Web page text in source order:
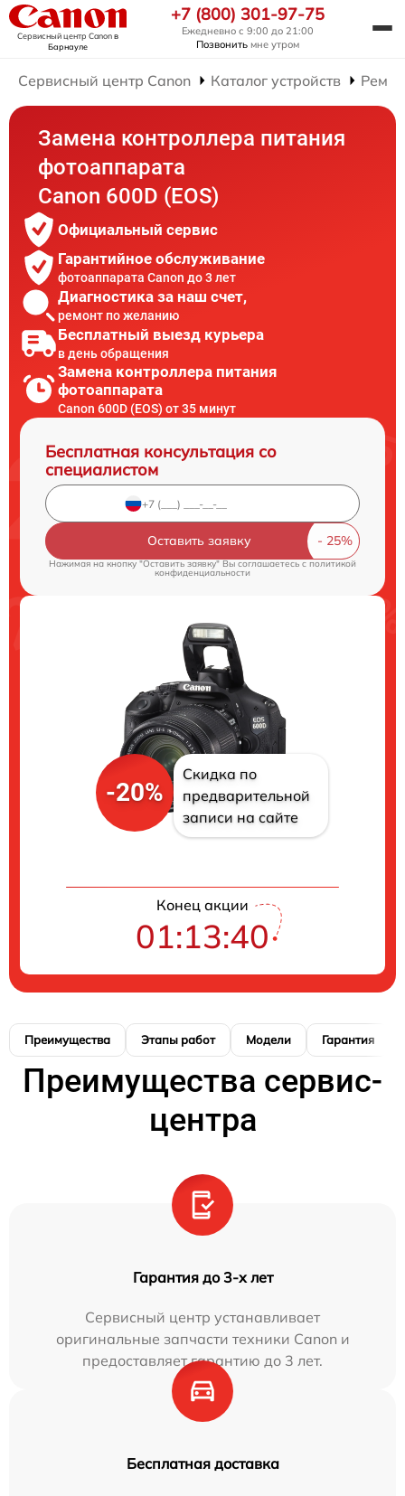
Сервисный центр Canonв
Барнауле
+7 (800) 301-97-75
Ежедневно с 9:00 до 21:00
Позвонить мне утром
Сервисный центр Canon Каталог устройств
Замена контроллера питания
фотоаппарата
Canon 600D (EOS)
Официальный сервис
Гарантийное обслуживание
фотоаппарата Canon до 3 лет
Диагностика за наш счет,
ремонт по желанию
Бесплатный выезд курьера
в день обращения
Замена контроллера питания
фотоаппарата
Canon 600D (EOS) от 35 минут
Бесплатная консультация со
специалистом
Оставить заявку
Нажимая на кнопку "Оставить заявку" Вы соглашаетесь cполитикой
конфиденциальности
-20%
Скидка по
предварительной
записи на сайте
Конец акции
01:13:39
Преимущества Этапы работ Модели Гарантия
Преимущества сервис-
центра
Гарантия до 3-х лет
Сервисный центр устанавливает
оригинальные запчасти техники Canon и
предоставляет гарантию до 3 лет.
Бесплатная доставка